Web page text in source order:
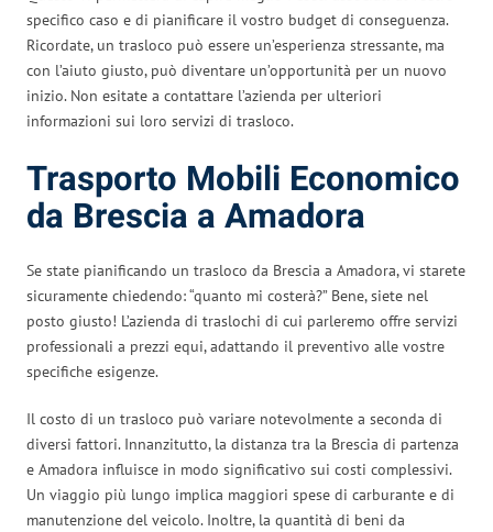
specifico caso e di pianificare il vostro budget di conseguenza.
Ricordate, un trasloco può essere un’esperienza stressante, ma
con l’aiuto giusto, può diventare un’opportunità per un nuovo
inizio. Non esitate a contattare l’azienda per ulteriori
informazioni sui loro servizi di trasloco.
Trasporto Mobili Economico
da Brescia a Amadora
Se state pianificando un trasloco da Brescia a Amadora, vi starete
sicuramente chiedendo: “quanto mi costerà?” Bene, siete nel
posto giusto! L’azienda di traslochi di cui parleremo offre servizi
professionali a prezzi equi, adattando il preventivo alle vostre
specifiche esigenze.
Il costo di un trasloco può variare notevolmente a seconda di
diversi fattori. Innanzitutto, la distanza tra la Brescia di partenza
e Amadora influisce in modo significativo sui costi complessivi.
Un viaggio più lungo implica maggiori spese di carburante e di
manutenzione del veicolo. Inoltre, la quantità di beni da